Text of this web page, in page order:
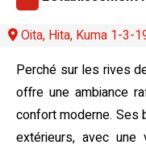
Oita, Hita, Kuma 1-3-
Perché sur les rives
offre une ambiance
confort moderne. Ses
extérieurs, avec